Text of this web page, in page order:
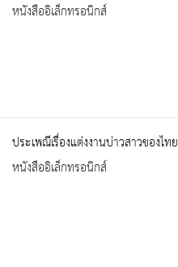
หนังสืออิเล็กทรอนิกส์
ประเพณีเรื่องแต่งงานบ่าวสาวของไทย
หนังสืออิเล็กทรอนิกส์